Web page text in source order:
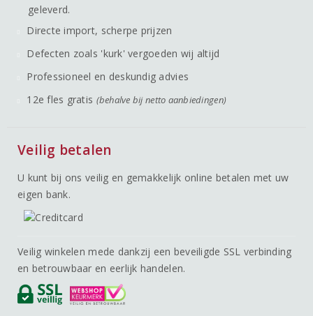
geleverd.
Directe import, scherpe prijzen
Defecten zoals 'kurk' vergoeden wij altijd
Professioneel en deskundig advies
12e fles gratis (behalve bij netto aanbiedingen)
Veilig betalen
U kunt bij ons veilig en gemakkelijk online betalen met uw
eigen bank.
Veilig winkelen mede dankzij een beveiligde SSL verbinding
en betrouwbaar en eerlijk handelen.